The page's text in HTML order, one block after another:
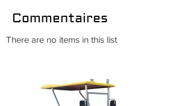
Commentaires
There are no items in this list